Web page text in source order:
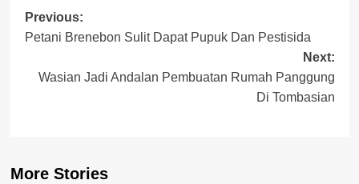
Post
navigation
Previous:
Petani Brenebon Sulit Dapat Pupuk Dan Pestisida
Next:
Wasian Jadi Andalan Pembuatan Rumah Panggung
Di Tombasian
More Stories